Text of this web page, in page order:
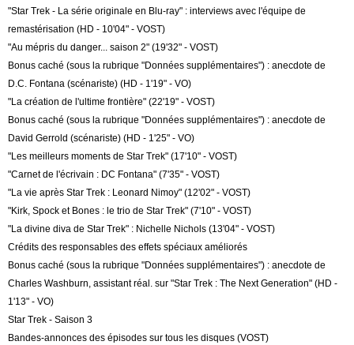
"Star Trek - La série originale en Blu-ray" : interviews avec l'équipe de
remastérisation (HD - 10'04" - VOST)
"Au mépris du danger... saison 2" (19'32" - VOST)
Bonus caché (sous la rubrique "Données supplémentaires") : anecdote de
D.C. Fontana (scénariste) (HD - 1'19" - VO)
"La création de l'ultime frontière" (22'19" - VOST)
Bonus caché (sous la rubrique "Données supplémentaires") : anecdote de
David Gerrold (scénariste) (HD - 1'25" - VO)
"Les meilleurs moments de Star Trek" (17'10" - VOST)
"Carnet de l'écrivain : DC Fontana" (7'35" - VOST)
"La vie après Star Trek : Leonard Nimoy" (12'02" - VOST)
"Kirk, Spock et Bones : le trio de Star Trek" (7'10" - VOST)
"La divine diva de Star Trek" : Nichelle Nichols (13'04" - VOST)
Crédits des responsables des effets spéciaux améliorés
Bonus caché (sous la rubrique "Données supplémentaires") : anecdote de
Charles Washburn, assistant réal. sur "Star Trek : The Next Generation" (HD -
1'13" - VO)
Star Trek - Saison 3
Bandes-annonces des épisodes sur tous les disques (VOST)